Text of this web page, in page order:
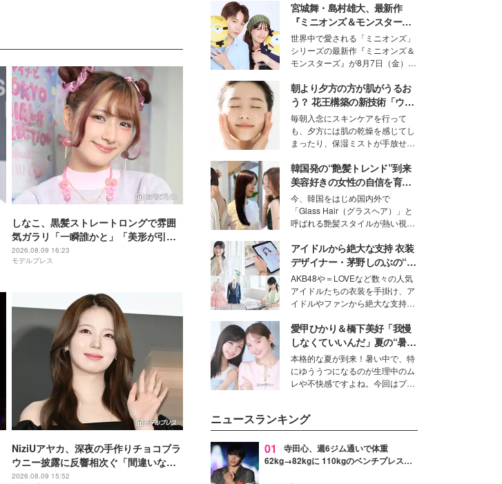
しなこ、黒髪ストレートロングで雰囲
気ガラリ「一瞬誰かと」「美形が引き
立つ」と絶賛の声相次ぐ
2026.08.09 16:23
モデルプレス
NiziUアヤカ、深夜の手作りチョコブラ
ウニー披露に反響相次ぐ「間違いなく
美味しいやつ」「ラッピングまで可愛
2026.08.09 15:52
宮城舞・島村雄大、最新作
『ミニオンズ＆モンスター
ズ』の魅力熱弁 ハチャメチャ
だけじゃない“友情と絆”に感
動
世界中で愛される「ミニオンズ」
シリーズの最新作『ミニオンズ＆
モンスターズ』が8月7日（金）に
ニオン好き”という共通点を持つモ
デルの宮城舞と島村雄大の特別対
談をお届け！それぞれの視点か
ら、今作ならではの魅力や予想外
の感動をもたらす奥深いストーリ
ーについて熱く語り合ってもらっ
た。
朝より夕方の方が肌がうるお
う？ 花王構築の新技術「ウォ
ーターキャプチャリングスキ
ン（捕水肌）」がスキンケア
の常識を変える予感
毎朝入念にスキンケアを行って
も、夕方には肌の乾燥を感じてし
まったり、保湿ミストが手放せな
な美容の常識を大きく変える可能
性を秘めた、革新的な「Water
Capturing Skin（ウォーターキャ
プチャリングスキン：捕水肌）」
技術を、花王が構築した。
韓国発の“艶髪トレンド”到来
美容好きの女性の自信を育む
「ヘアケア事情」って？
今、韓国をはじめ国内外で
「Glass Hair（グラスヘア）」と
呼ばれる艶髪スタイルが熱い視線
ションの完成度を高めるベースと
して、“髪そのものの美しさ”に改
めて注目する人が増えている様
子。今回は、そんな憧れの艶やか
な髪を日常で叶える、美容好きの
女性たちのヘアケア事情を紹介し
ます。
アイドルから絶大な支持 衣装
デザイナー・茅野しのぶの“可
愛い”を作る美学＜「シチズン
クロスシー」インタビュー＞
AKB48や＝LOVEなど数々の人気
アイドルたちの衣装を手掛け、ア
イドルやファンから絶大な支持を
取締役兼クリエイティブディレク
ター・茅野しのぶ。一人ひとりの
個性に寄り添い、魅力を引き出す
衣装作りは、多くの女性たちに勇
気と自信を与え続けている。
愛甲ひかり＆橋下美好「我慢
しなくていいんだ」夏の“暑さ
対策”の新しい選択肢とは？
本格的な夏が到来！暑い中で、特
にゆううつになるのが生理中のム
レや不快感ですよね。今回はプラ
好さんを迎えて本音で女子会トー
ク。猛暑のお出かけを快適に過ご
すヒントや、2人が感動した夏の
生理の新常識にも迫りました。
ニュースランキング
01
寺田心、週6ジム通いで体重
62kg→82kgに 110kgのベンチプレス持